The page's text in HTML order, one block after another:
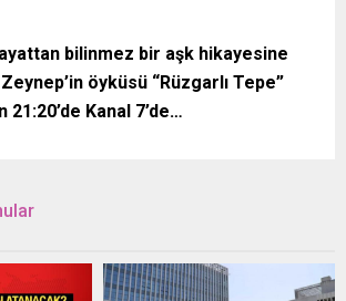
bilinmez bir aşk hikayesine
öyküsü “Rüzgarlı Tepe”
Kanal 7’de…